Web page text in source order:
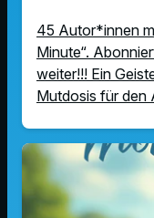
45 Autor*innen
Minute“.
weiter!!! Ein
Mutdosis für den